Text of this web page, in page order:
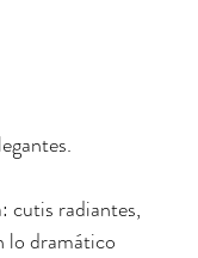
cutis radiantes,
lo dramático